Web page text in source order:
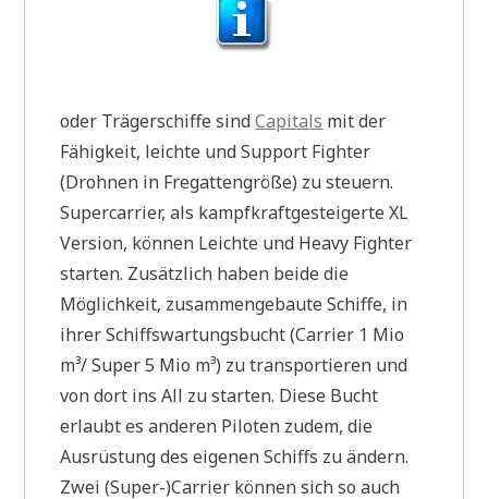
oder Trägerschiffe sindCapitals mit der
Fähigkeit, leichte und Support Fighter
(Drohnen in Fregattengröße) zu steuern.
Supercarrier, als kampfkraftgesteigerte XL
Version, können Leichte und Heavy Fighter
starten. Zusätzlich haben beide die
Möglichkeit, zusammengebaute Schiffe, in
ihrer Schiffswartungsbucht (Carrier 1 Mio
m³/ Super 5 Mio m³) zu transportieren und
von dort ins All zu starten. Diese Bucht
erlaubt es anderen Piloten zudem, die
Ausrüstung des eigenen Schiffs zu ändern.
Zwei (Super-)Carrier können sich so auch